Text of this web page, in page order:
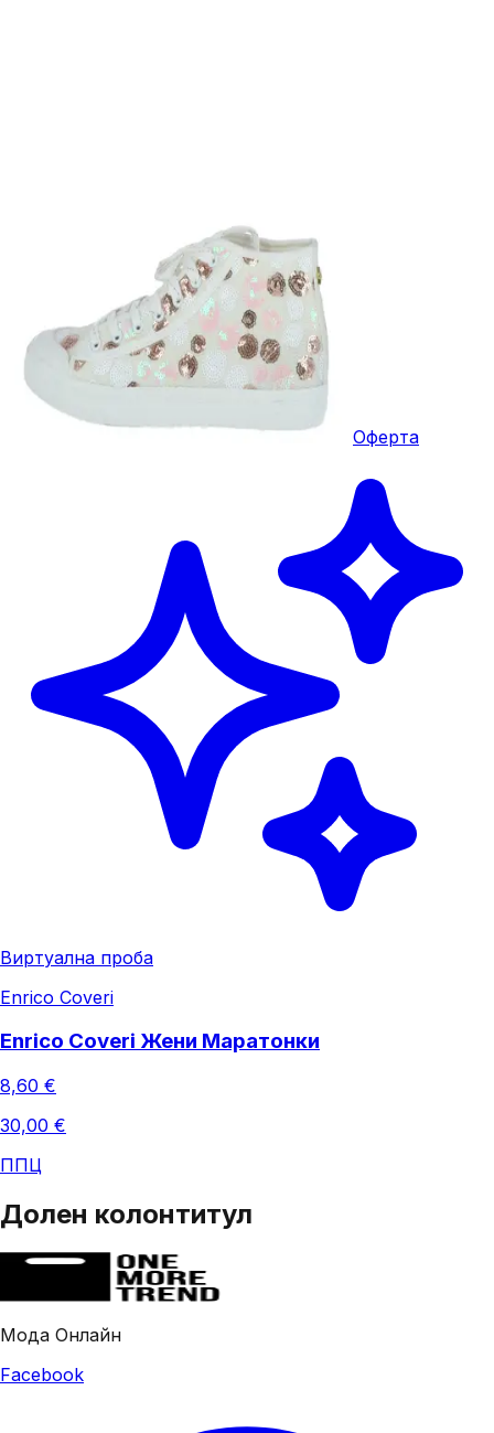
Оферта
Виртуална проба
Enrico Coveri
Enrico Coveri Жени Маратонки
8,60 €
30,00 €
ППЦ
Долен колонтитул
Мода Онлайн
Facebook